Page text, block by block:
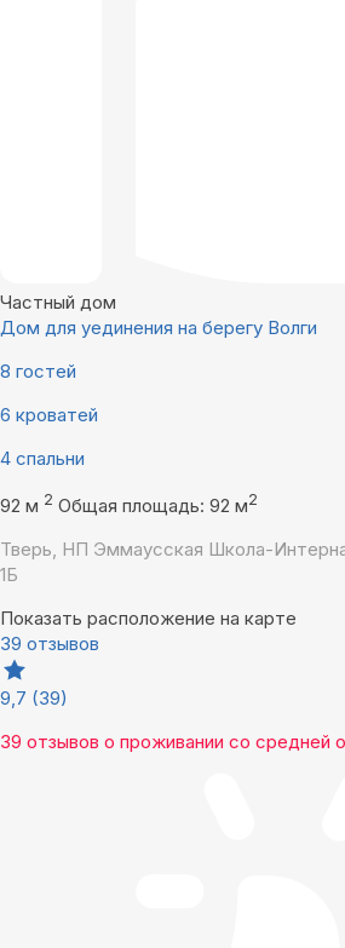
Частный дом
Дом для уединения на берегу Волги
8 гостей
6 кроватей
4 спальни
92 м 2 Общая площадь: 92 м2
Тверь, НП Эммаусская Школа-
1Б
Показать расположение на карте
39 отзывов
9,7 (39)
39 отзывов о проживании со средней